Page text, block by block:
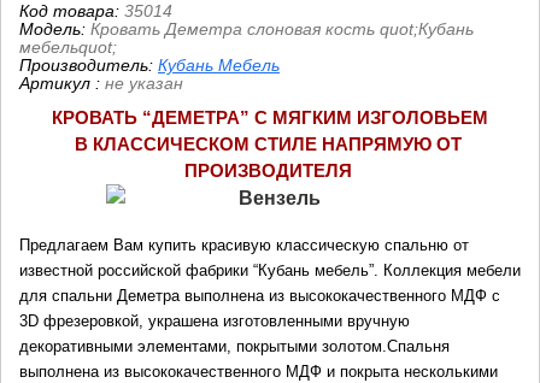
Код товара: 35014
Модель: Кровать Деметра слоновая кость quot;Кубань
мебельquot;
Производитель: Кубань Мебель
Артикул : не указан
КРОВАТЬ “ДЕМЕТРА” С МЯГКИМ ИЗГОЛОВЬЕМ
В КЛАССИЧЕСКОМ СТИЛЕ НАПРЯМУЮ ОТ
ПРОИЗВОДИТЕЛЯ
Предлагаем Вам купить красивую классическую спальню от
известной российской фабрики “Кубань мебель”. Коллекция мебели
для спальни Деметра выполнена из высококачественного МДФ с
3D фрезеровкой, украшена изготовленными вручную
декоративными элементами, покрытыми золотом.Спальня
выполнена из высококачественного МДФ и покрыта несколькими